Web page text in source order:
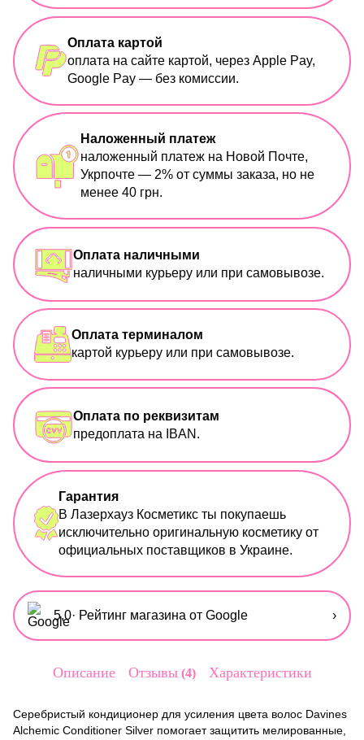
Оплата картой
оплата на сайте картой, через Apple Pay,
Google Pay — без комиссии.
Наложенный платеж
наложенный платеж на Новой Почте,
Укрпочте — 2% от суммы заказа, но не
менее 40 грн.
Оплата наличными
наличными курьеру или при самовывозе.
Оплата терминалом
картой курьеру или при самовывозе.
Оплата по реквизитам
предоплата на IBAN.
Гарантия
В Лазерхауз Косметикс ты покупаешь
исключительно оригинальную косметику от
официальных поставщиков в Украине.
5,0· Рейтинг магазина от Google ›
Описание Отзывы 4 Характеристики
Серебристый кондиционер для усиления цвета волос Davines
Alchemic Conditioner Silver помогает защитить мелированные,